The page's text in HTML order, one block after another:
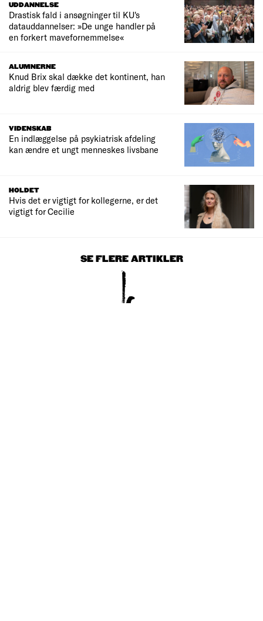
UDDANNELSE
Drastisk fald i ansøgninger til KU's
datauddannelser: »De unge handler på
en forkert mavefornemmelse«
ALUMNERNE
Knud Brix skal dække det kontinent, han
aldrig blev færdig med
VIDENSKAB
En indlæggelse på psykiatrisk afdeling
kan ændre et ungt menneskes livsbane
HOLDET
Hvis det er vigtigt for kollegerne, er det
vigtigt for Cecilie
SE FLERE ARTIKLER